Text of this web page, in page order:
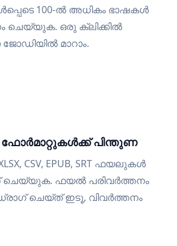
100-ൽ അധികം ഭാഷകൾ
ചെയ്യുക. ഒരു ക്ലിക്കിൽ
മാറാം.
പിന്തുണ
XLSX, CSV, EPUB, SRT ഫയലുകൾ
ചെയ്യുക. ഫയൽ പരിവർത്തനം
ചെയ്ത് ഇടൂ, വിവർത്തനം